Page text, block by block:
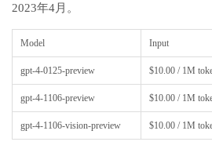
2023年4月。
Model Input
gpt-4-0125-preview $10.00 / 1M
gpt-4-1106-preview $10.00 / 1M
gpt-4-1106-vision-preview $10.00 / 1M